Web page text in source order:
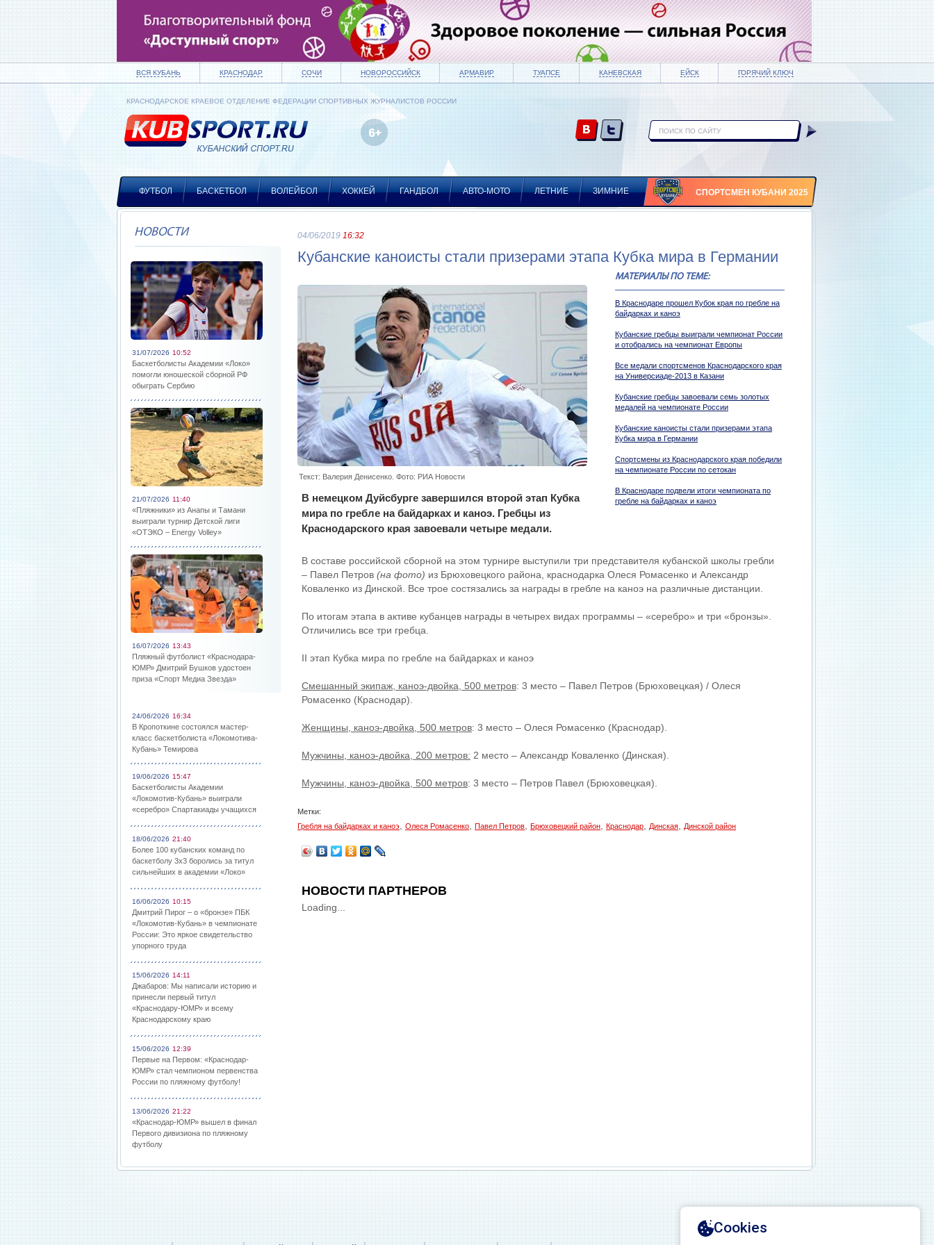
ВСЯ КУБАНЬ КРАСНОДАР СОЧИ НОВОРОССИЙСК АРМАВИР ТУАПСЕ КАНЕВСКАЯ ЕЙСК ГОРЯЧИЙ КЛЮЧ
КРАСНОДАРСКОЕ КРАЕВОЕ ОТДЕЛЕНИЕ ФЕДЕРАЦИИ СПОРТИВНЫХ ЖУРНАЛИСТОВ РОССИИ
ФУТБОЛ БАСКЕТБОЛ ВОЛЕЙБОЛ ХОККЕЙ ГАНДБОЛ АВТО-МОТО ЛЕТНИЕ ЗИМНИЕ СПОРТСМЕН КУБАНИ 2025
НОВОСТИ
31/07/2026 10:52
Баскетболисты Академии «Локо»
помогли юношеской сборной РФ
обыграть Сербию
21/07/2026 11:40
«Пляжники» из Анапы и Тамани
выиграли турнир Детской лиги
«ОТЭКО – Energy Volley»
16/07/2026 13:43
Пляжный футболист «Краснодара-
ЮМР» Дмитрий Бушков удостоен
приза «Спорт Медиа Звезда»
24/06/2026 16:34
В Кропоткине состоялся мастер-
класс баскетболиста «Локомотива-
Кубань» Темирова
19/06/2026 15:47
Баскетболисты Академии
«Локомотив-Кубань» выиграли
«серебро» Спартакиады учащихся
18/06/2026 21:40
Более 100 кубанских команд по
баскетболу 3х3 боролись за титул
сильнейших в академии «Локо»
16/06/2026 10:15
Дмитрий Пирог – о «бронзе» ПБК
«Локомотив-Кубань» в чемпионате
России: Это яркое свидетельство
упорного труда
15/06/2026 14:11
Джабаров: Мы написали историю и
принесли первый титул
«Краснодару-ЮМР» и всему
Краснодарскому краю
15/06/2026 12:39
Первые на Первом: «Краснодар-
ЮМР» стал чемпионом первенства
России по пляжному футболу!
13/06/2026 21:22
«Краснодар-ЮМР» вышел в финал
Первого дивизиона по пляжному
футболу
04/06/2019 16:32
Кубанские каноисты стали призерами этапа Кубка мира в Германии
МАТЕРИАЛЫ ПО ТЕМЕ:
В Краснодаре прошел Кубок края по гребле на
байдарках и каноэ
Кубанские гребцы выиграли чемпионат России
и отобрались на чемпионат Европы
Все медали спортсменов Краснодарского края
на Универсиаде-2013 в Казани
Кубанские гребцы завоевали семь золотых
медалей на чемпионате России
Кубанские каноисты стали призерами этапа
Кубка мира в Германии
Спортсмены из Краснодарского края победили
на чемпионате России по сетокан
В Краснодаре подвели итоги чемпионата по
гребле на байдарках и каноэ
Текст: Валерия Денисенко. Фото: РИА Новости
В немецком Дуйсбурге завершился второй этап Кубка
мира по гребле на байдарках и каноэ. Гребцы из
Краснодарского края завоевали четыре медали.
В составе российской сборной на этом турнире выступили три представителя кубанской школы гребли
– Павел Петров (на фото) из Брюховецкого района, краснодарка Олеся Ромасенко и Александр
Коваленко из Динской. Все трое состязались за награды в гребле на каноэ на различные дистанции.
По итогам этапа в активе кубанцев награды в четырех видах программы – «серебро» и три «бронзы».
Отличились все три гребца.
II этап Кубка мира по гребле на байдарках и каноэ
Смешанный экипаж, каноэ-двойка, 500 метров: 3 место – Павел Петров (Брюховецкая) / Олеся
Ромасенко (Краснодар).
Женщины, каноэ-двойка, 500 метров: 3 место – Олеся Ромасенко (Краснодар).
Мужчины, каноэ-двойка, 200 метров: 2 место – Александр Коваленко (Динская).
Мужчины, каноэ-двойка, 500 метров: 3 место – Петров Павел (Брюховецкая).
Метки:
Гребля на байдарках и каноэ
Олеся Ромасенко Павел Петров Брюховецкий район Краснодар Динская Динской район
НОВОСТИ ПАРТНЕРОВ
Loading...